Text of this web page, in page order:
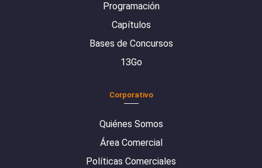
Programación
Capítulos
Bases de Concursos
13Go
Corporativo
Quiénes Somos
Área Comercial
Políticas Comerciales